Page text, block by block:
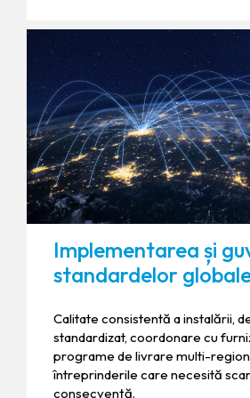
Implementarea și
standardelor
Calitate consistentă a instalării,
standardizat, coordonare cu
programe de livrare multi-
întreprinderile care necesită
consecvență.